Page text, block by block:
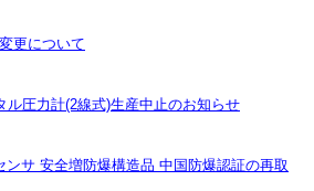
更について
ル圧力計(2線式)生産中止のお知らせ
ンサ 安全増防爆構造品 中国防爆認証の再取